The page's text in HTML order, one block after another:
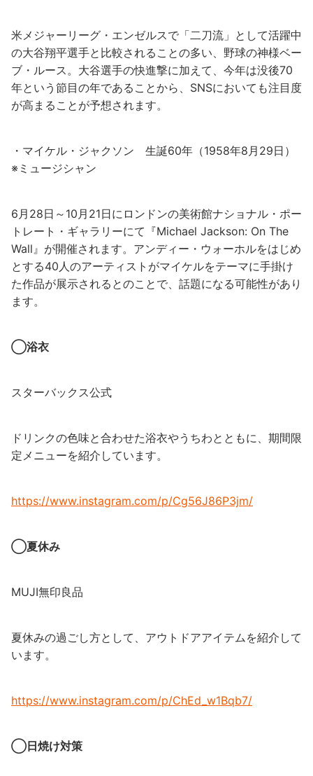
米メジャーリーグ・エンゼルスで「二刀流」として活躍中
の大谷翔平選手と比較されることの多い、野球の神様ベー
ブ・ルース。大谷選手の快進撃に加えて、今年は没後70
年という節目の年であることから、SNSにおいても注目度
が高まることが予想されます。
・マイケル・ジャクソン 生誕60年（1958年8月29日）
※ミュージシャン
6月28日～10月21日にロンドンの美術館ナショナル・ポー
トレート・ギャラリーにて『Michael Jackson: On The
Wall』が開催されます。アンディー・ウォーホルをはじめ
とする40人のアーティストがマイケルをテーマに手掛け
た作品が展示されるとのことで、話題になる可能性があり
ます。
◯浴衣
スターバックス公式
ドリンクの色味と合わせた浴衣やうちわとともに、期間限
定メニューを紹介しています。
https://www.instagram.com/p/Cg56J86P3jm/
◯夏休み
MUJI無印良品
夏休みの過ごし方として、アウトドアアイテムを紹介して
います。
https://www.instagram.com/p/ChEd_w1Bqb7/
◯日焼け対策